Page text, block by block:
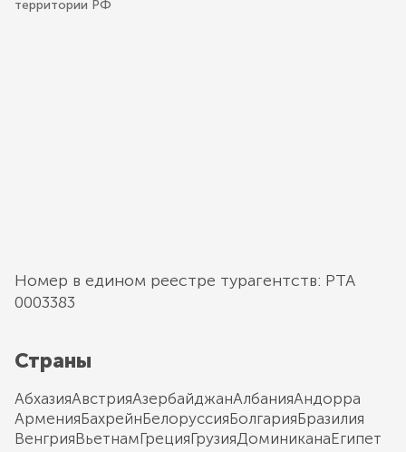
территории РФ
Номер в едином реестре турагентств: РТА
0003383
Страны
АбхазияАвстрияАзербайджанАлбанияАндорра
АрменияБахрейнБелоруссияБолгарияБразилия
ВенгрияВьетнамГрецияГрузияДоминиканаЕгипет